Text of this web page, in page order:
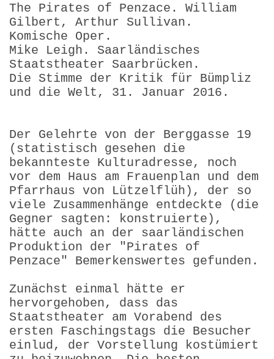
The Pirates of Penzace. William
Gilbert, Arthur Sullivan.
Komische Oper.
Mike Leigh. Saarländisches
Staatstheater Saarbrücken.
Die Stimme der Kritik für Bümpliz
und die Welt, 31. Januar 2016.
Der Gelehrte von der Berggasse 19
(statistisch gesehen die
bekannteste Kulturadresse, noch
vor dem Haus am Frauenplan und dem
Pfarrhaus von Lützelflüh), der so
viele Zusammenhänge entdeckte (die
Gegner sagten: konstruierte),
hätte auch an der saarländischen
Produktion der "Pirates of
Penzace" Bemerkenswertes gefunden.
Zunächst einmal hätte er
hervorgehoben, dass das
Staatstheater am Vorabend des
ersten Faschingstags die Besucher
einlud, der Vorstellung kostümiert